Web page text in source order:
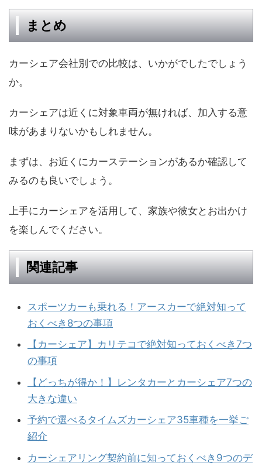
まとめ
カーシェア会社別での比較は、いかがでしたでしょう
か。
カーシェアは近くに対象車両が無ければ、加入する意
味があまりないかもしれません。
まずは、お近くにカーステーションがあるか確認して
みるのも良いでしょう。
上手にカーシェアを活用して、家族や彼女とお出かけ
を楽しんでください。
関連記事
スポーツカーも乗れる！アースカーで絶対知って
おくべき8つの事項
【カーシェア】カリテコで絶対知っておくべき7つ
の事項
【どっちが得か！】レンタカーとカーシェア7つの
大きな違い
予約で選べるタイムズカーシェア35車種を一挙ご
紹介
カーシェアリング契約前に知っておくべき9つのデ